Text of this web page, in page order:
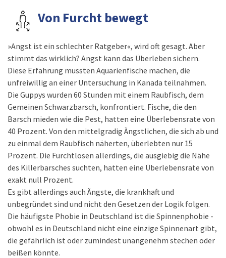
Von Furcht bewegt
»Angst ist ein schlechter Ratgeber«, wird oft gesagt. Aber
stimmt das wirklich? Angst kann das Überleben sichern.
Diese Erfahrung mussten Aquarienfische machen, die
unfreiwillig an einer Untersuchung in Kanada teilnahmen.
Die Guppys wurden 60 Stunden mit einem Raubfisch, dem
Gemeinen Schwarzbarsch, konfrontiert. Fische, die den
Barsch mieden wie die Pest, hatten eine Überlebensrate von
40 Prozent. Von den mittelgradig Ängstlichen, die sich ab und
zu einmal dem Raubfisch näherten, überlebten nur 15
Prozent. Die Furchtlosen allerdings, die ausgiebig die Nähe
des Killerbarsches suchten, hatten eine Überlebensrate von
exakt null Prozent.
Es gibt allerdings auch Ängste, die krankhaft und
unbegründet sind und nicht den Gesetzen der Logik folgen.
Die häufigste Phobie in Deutschland ist die Spinnenphobie -
obwohl es in Deutschland nicht eine einzige Spinnenart gibt,
die gefährlich ist oder zumindest unangenehm stechen oder
beißen könnte.